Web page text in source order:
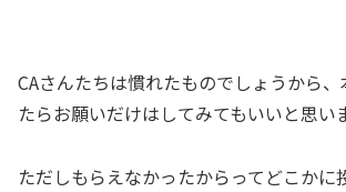
CAさんたちは慣れたものでしょうから
たらお願いだけはしてみてもいいと思い
ただしもらえなかったからってどこかに